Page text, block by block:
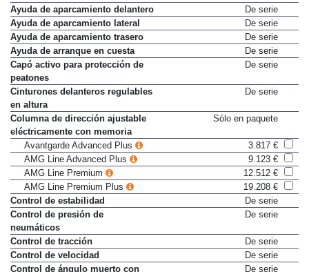
Aviso de cinturón no abrochado
De serie
Ayuda de aparcamiento delantero
De serie
Ayuda de aparcamiento lateral
De serie
Ayuda de aparcamiento trasero
De serie
Ayuda de arranque en cuesta
De serie
Capó activo para protección de
peatones
Cinturones delanteros regulables
en altura
Columna de dirección ajustable
eléctricamente con memoria
Avantgarde Advanced Plus
3.817 €
AMG Line Advanced Plus
9.123 €
AMG Line Premium
12.512 €
AMG Line Premium Plus
19.208 €
Control de estabilidad
De serie
Control de presión de
neumáticos
Control de tracción
De serie
Control de velocidad
De serie